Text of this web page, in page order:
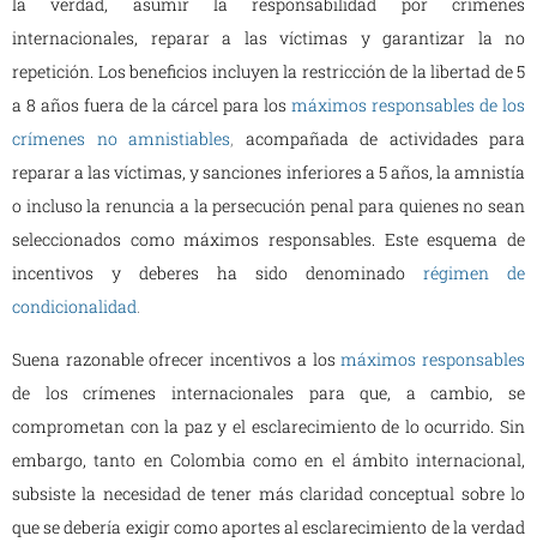
internacionales, reparar a las víctimas y garantizar la no
repetición. Los beneficios incluyen la restricción de la libertad de 5
a 8 años fuera de la cárcel para los máximos responsables de los
crímenes no amnistiables, acompañada de actividades para
reparar a las víctimas, y sanciones inferiores a 5 años, la amnistía
o incluso la renuncia a la persecución penal para quienes no sean
seleccionados como máximos responsables. Este esquema de
incentivos y deberes ha sido denominado
régimen de
condicionalidad.
Suena razonable ofrecer incentivos a los máximos responsables
de los crímenes internacionales para que, a cambio, se
comprometan con la paz y el esclarecimiento de lo ocurrido. Sin
embargo, tanto en Colombia como en el ámbito internacional,
subsiste la necesidad de tener más claridad conceptual sobre lo
que se debería exigir como aportes al esclarecimiento de la verdad